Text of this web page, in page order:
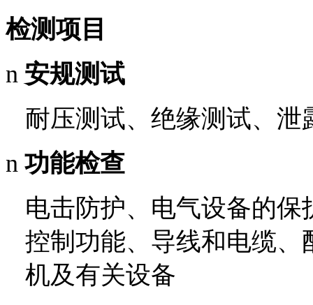
检测项目
n 安规测试
耐压测试、绝缘测试、
n 功能检查
电击防护、电气设备的
控制功能、导线和电缆
机及有关设备